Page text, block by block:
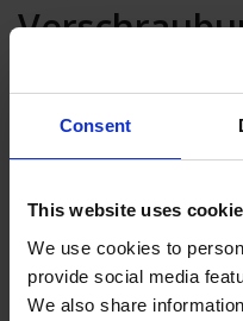
Consent
This website uses
We use cookies to
provide social media
We also share
In